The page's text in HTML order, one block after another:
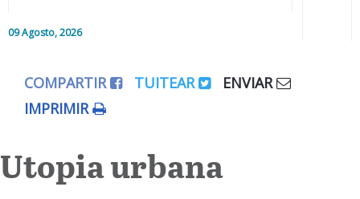
09 Agosto, 2026
Editorial
Colaboradores
COMPARTIR TUITEAR
ENVIAR
IMPRIMIR
Utopia urbana